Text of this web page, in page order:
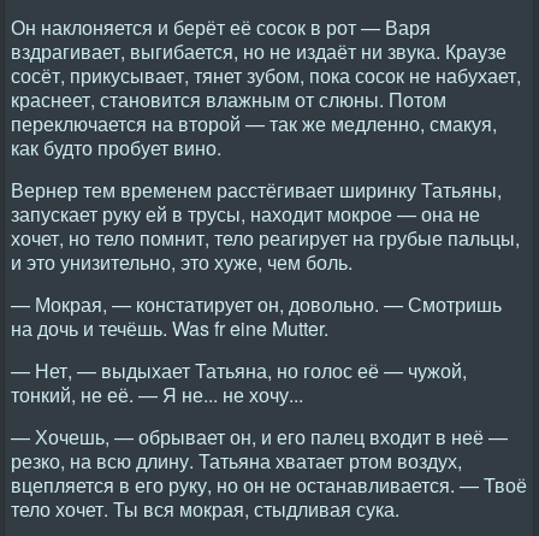
Он наклоняется и берёт её сосок в рот — Варя
вздрагивает, выгибается, но не издаёт ни звука. Краузе
сосёт, прикусывает, тянет зубом, пока сосок не набухает,
краснеет, становится влажным от слюны. Потом
переключается на второй — так же медленно, смакуя,
как будто пробует вино.
Вернер тем временем расстёгивает ширинку Татьяны,
запускает руку ей в трусы, находит мокрое — она не
хочет, но тело помнит, тело реагирует на грубые пальцы,
и это унизительно, это хуже, чем боль.
— Мокрая, — констатирует он, довольно. — Смотришь
на дочь и течёшь. Was fr eine Mutter.
— Нет, — выдыхает Татьяна, но голос её — чужой,
тонкий, не её. — Я не... не хочу...
— Хочешь, — обрывает он, и его палец входит в неё —
резко, на всю длину. Татьяна хватает ртом воздух,
вцепляется в его руку, но он не останавливается. — Твоё
тело хочет. Ты вся мокрая, стыдливая сука.